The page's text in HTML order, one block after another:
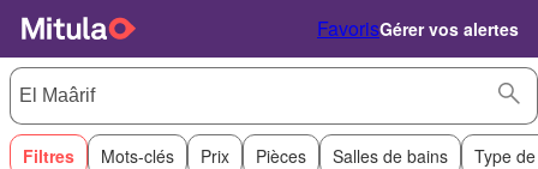
FavorisGérer vos alertes
Filtres Mots-clés Prix Pièces Salles de bains Type